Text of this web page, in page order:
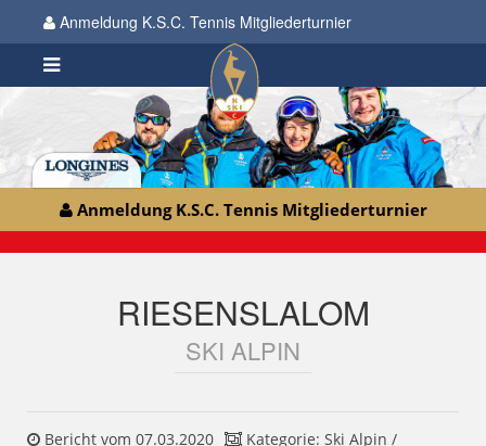
Anmeldung K.S.C. Tennis Mitgliederturnier
Anmeldung K.S.C. Tennis Mitgliederturnier
RIESENSLALOM
SKI ALPIN
Bericht vom 07.03.2020 Kategorie: Ski Alpin /